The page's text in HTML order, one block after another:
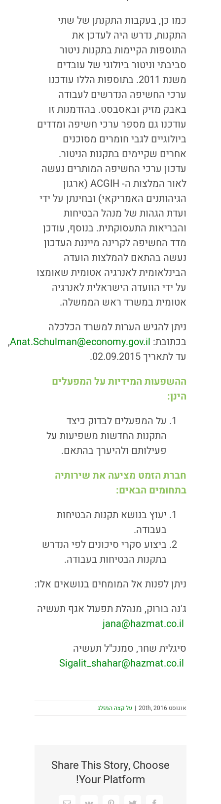
כמו כן, בעקבות התקנתן של שתי
התקנות, נדרש היה לעדכן את
התוספות הקיימות בתקנות ניטור
סביבתי וניטור ביולוגי של עובדים
משנת 2011. בתוספות הללו עודכנו
ערכי החשיפה הנדרשים לעבודה
באבק מזיק ובאסבסט. בהזדמנות זו
עודכנו גם מספר ערכי חשיפה ומדדים
ביולוגיים לגבי חומרים מסוכנים
אחרים שקיימים בתקנות הניטור.
עדכון ערכי החשיפה המותרים נעשה
לאור המלצות ה- ACGIH (ארגון
הגיהותנים האמריקאי) ובחינתן על ידי
ועדת הגהות של מנהל הבטיחות
והבריאות התעסוקתית. בנוסף, עודכן
מדד החשיפה לקרינה מייננת העדכון
נעשה בהתאם להמלצות הועדה
הבינלאומית לאנרגיה אטומית שאומצו
על ידי הוועדה הישראלית לאנרגיה
אטומית במשרד ראש הממשלה.
ניתן להגיש הערות למשרד הכלכלה
בכתובת: Anat.Schulman@economy.gov.il
,
עד לתאריך 02.09.2015.
ההשפעות המידיות על המפעלים
הינן:
על המפעלים לבדוק כיצד
התקנות החדשות משפיעות על
פעילותם ולהיערך בהתאם.
חברת הזמט מציעה את שירותיה
בתחומים הבאים:
יעוץ בנושא תקנות הבטיחות
בעבודה.
ביצוע סקרי סיכונים לפי הנדרש
בתקנות הבטיחות בעבודה.
ניתן לפנות אל המומחים בנושאים אלו:
ג'נה בורוק, מנהלת תפעול אגף תעשיה
jana@hazmat.co.il
סיגלית שחר, סמנכ"ל תעשיה
Sigalit_shahar@hazmat.co.il
אוגוסט 20th, 2016 | על קצה המזלג
Share This Story, Choose
Your Platform!